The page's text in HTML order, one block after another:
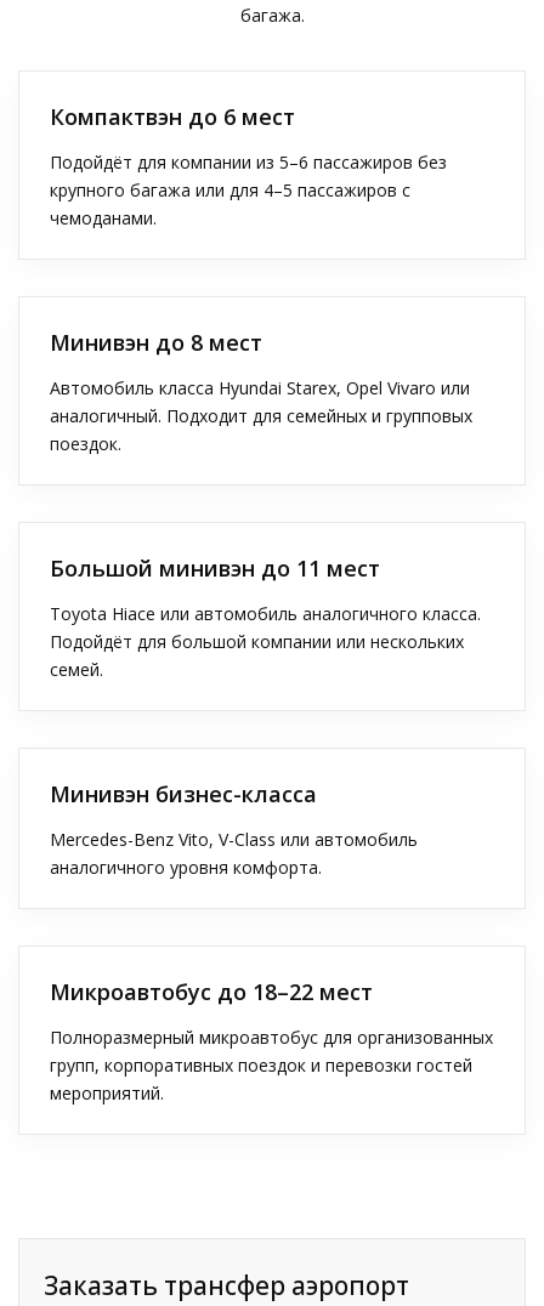
багажа.
Компактвэн до 6 мест
Подойдёт для компании из 5–6 пассажиров без
крупного багажа или для 4–5 пассажиров с
чемоданами.
Минивэн до 8 мест
Автомобиль класса Hyundai Starex, Opel Vivaro или
аналогичный. Подходит для семейных и групповых
поездок.
Большой минивэн до 11 мест
Toyota Hiace или автомобиль аналогичного класса.
Подойдёт для большой компании или нескольких
семей.
Минивэн бизнес-класса
Mercedes-Benz Vito, V-Class или автомобиль
аналогичного уровня комфорта.
Микроавтобус до 18–22 мест
Полноразмерный микроавтобус для организованных
групп, корпоративных поездок и перевозки гостей
мероприятий.
Заказать трансфер аэропорт